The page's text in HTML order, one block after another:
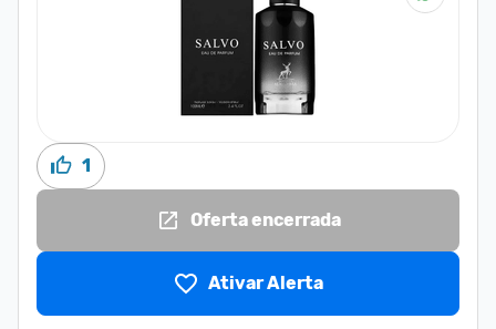
1
Oferta encerrada
Ativar Alerta